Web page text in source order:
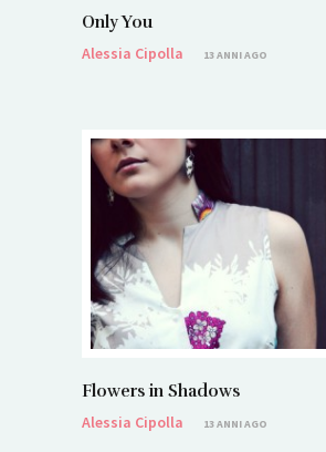
Only You
Alessia Cipolla
13 ANNI AGO
Flowers in Shadows
Alessia Cipolla
13 ANNI AGO